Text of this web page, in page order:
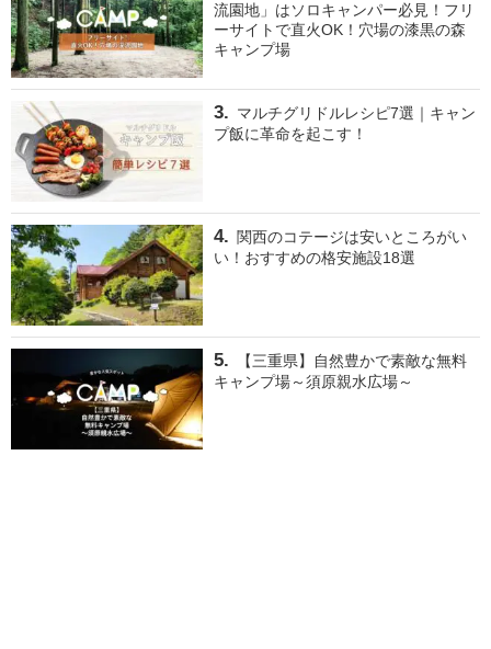
流園地」はソロキャンパー必見！フリ
ーサイトで直火OK！穴場の漆黒の森
キャンプ場
マルチグリドルレシピ7選｜キャン
プ飯に革命を起こす！
関西のコテージは安いところがい
い！おすすめの格安施設18選
【三重県】自然豊かで素敵な無料
キャンプ場～須原親水広場～